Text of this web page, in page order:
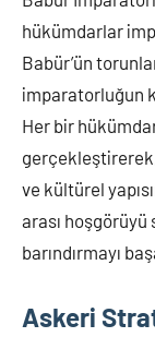
hükümdarlar
Babür’ün
imparatorluğun
Her bir
ve kültürel
arası
barındırmayı
Askeri